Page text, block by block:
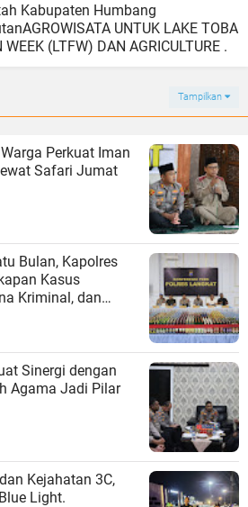
Kabupaten Humbang
UNTUK LAKE TOBA
WEEK (LTFW) DAN AGRICULTURE .
Tampilkan
Perkuat Iman
Safari Jumat
Bulan, Kapolres
Kasus
Kriminal, dan
Anak.
Sinergi dengan
Agama Jadi Pilar
Kejahatan 3C,
Light.